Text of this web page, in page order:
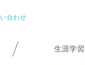
合わせ
生涯学習